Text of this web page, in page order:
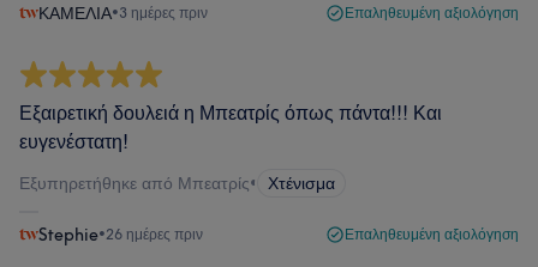
ΚΑΜΕΛΙΑ•3 ημέρες πριν Επαληθευμένη αξιολόγηση
Εξαιρετική δουλειά η Μπεατρίς όπως πάντα!!! Και
ευγενέστατη!
Εξυπηρετήθηκε από Μπεατρίς• Χτένισμα
Stephie•26 ημέρες πριν Επαληθευμένη αξιολόγηση